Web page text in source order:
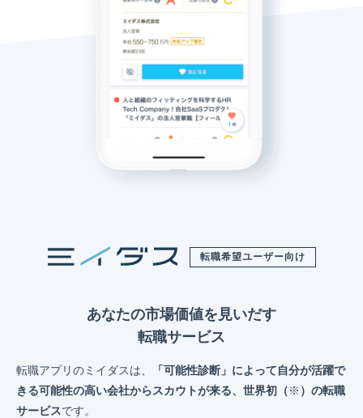
転職希望ユーザー向け
あなたの市場価値を見いだす
転職サービス
転職アプリのミイダスは、
「可能性診断」によって自分が活躍で
きる可能性の高い会社からスカウトが来る、世界初（※ ）の転職
サービスです。